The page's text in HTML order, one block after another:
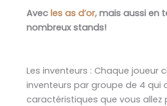
Avec les as d’or, mais aussi en
nombreux stands!
Les inventeurs : Chaque joueur
inventeurs par groupe de 4 qui
caractéristiques que vous allez